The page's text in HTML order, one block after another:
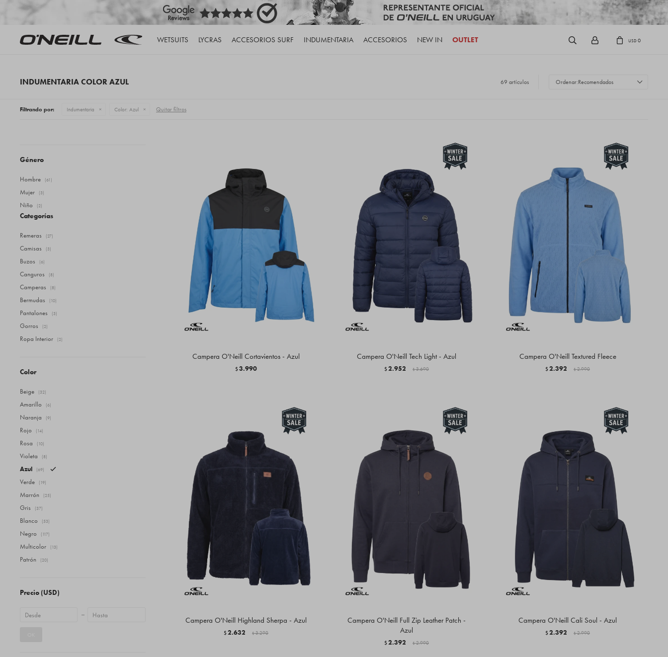
WETSUITS LYCRAS ACCESORIOS SURF INDUMENTARIA ACCESORIOS NEW IN OUTLET USD0
INDUMENTARIA COLOR AZUL 69 artículos Recomendados
Filtrando por: Indumentaria Color: Azul Quitar filtros
Campera O'Neill Cortavientos - Azul
$3.990
Campera O'Neill Tech Light - Azul
$2.952 $ 3.690
Campera O'Neill Textured Fleece
$2.392 $ 2.990
Campera O'Neill Highland Sherpa - Azul
$2.632 $ 3.290
Campera O'Neill Full Zip Leather Patch -
Azul
$2.392 $ 2.990
Campera O'Neill Cali Soul - Azul
$2.392 $ 2.990
Categorías
Remeras (27)
Camisas (3)
Buzos (6)
Canguros (8)
Camperas (8)
Bermudas (10)
Pantalones (3)
Gorros (2)
Ropa Interior (2)
Precio (USD)
Color
Beige (32)
Amarillo (6)
Naranja (9)
Rojo (14)
Rosa (10)
Violeta (8)
Azul (69)
Verde (19)
Marrón (25)
Gris (37)
Blanco (53)
Negro (117)
Multicolor (13)
Patrón (20)
Género
Hombre (61)
Mujer (3)
Niño (2)